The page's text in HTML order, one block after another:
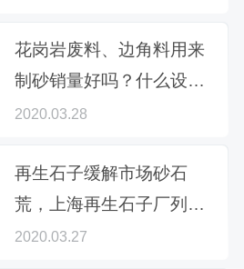
花岗岩废料、边角料用来
制砂销量好吗？什么设备
加工出沙率高？
2020.03.28
再生石子缓解市场砂石
荒，上海再生石子厂列出
设备清单参考价值高
2020.03.27